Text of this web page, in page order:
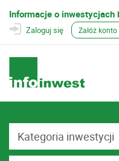
Informacje o inwestycjach
Zaloguj się Załóż konto
Kategoria inwestycji